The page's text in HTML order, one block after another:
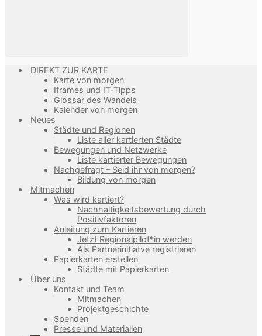
DIREKT ZUR KARTE
Karte von morgen
Iframes und IT-Tipps
Glossar des Wandels
Kalender von morgen
Neues
Städte und Regionen
Liste aller kartierten Städte
Bewegungen und Netzwerke
Liste kartierter Bewegungen
Nachgefragt – Seid ihr von morgen?
Bildung von morgen
Mitmachen
Was wird kartiert?
Nachhaltigkeitsbewertung durch
Positivfaktoren
Anleitung zum Kartieren
Jetzt Regionalpilot*in werden
Als Partnerinitiatve registrieren
Papierkarten erstellen
Städte mit Papierkarten
Über uns
Kontakt und Team
Mitmachen
Projektgeschichte
Spenden
Presse und Materialien